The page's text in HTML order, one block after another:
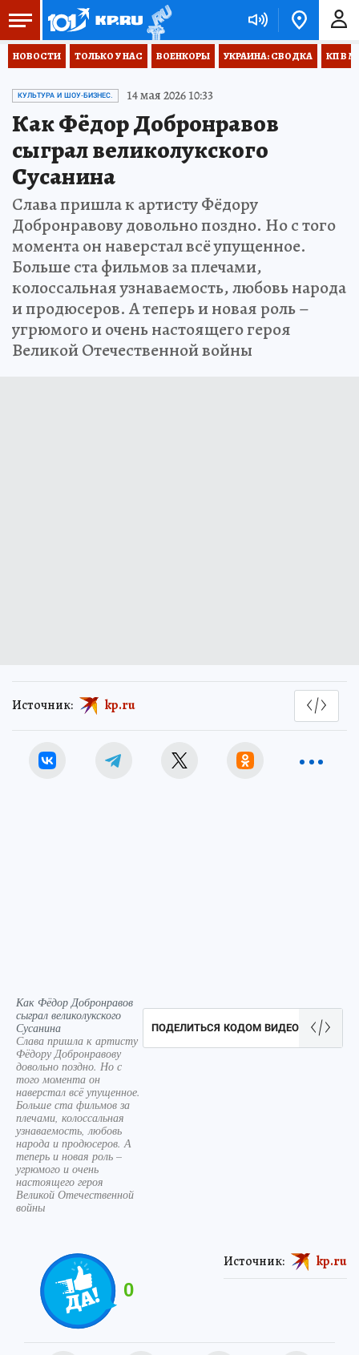
НОВОСТИ ТОЛЬКО У НАС ВОЕНКОРЫ УКРАИНА: СВОДКА КП В
КУЛЬТУРА И ШОУ-БИЗНЕС. 14 мая 2026 10:33
Как Фёдор Добронравов
сыграл великолукского
Сусанина
Слава пришла к артисту Фёдору
Добронравову довольно поздно. Но с того
момента он наверстал всё упущенное.
Больше ста фильмов за плечами,
колоссальная узнаваемость, любовь народа
и продюсеров. А теперь и новая роль –
угрюмого и очень настоящего героя
Великой Отечественной войны
Источник: kp.ru
Как Фёдор Добронравов
сыграл великолукского
Сусанина
Слава пришла к артисту
Фёдору Добронравову
довольно поздно. Но с
того момента он
наверстал всё упущенное.
Больше ста фильмов за
плечами, колоссальная
узнаваемость, любовь
народа и продюсеров. А
теперь и новая роль –
угрюмого и очень
настоящего героя
Великой Отечественной
войны
ПОДЕЛИТЬСЯ КОДОМ ВИДЕО
0
Источник: kp.ru